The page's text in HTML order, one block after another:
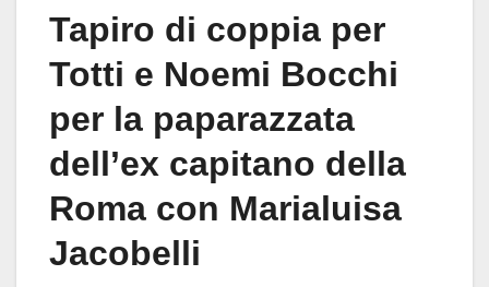
Tapiro di coppia per
Totti e Noemi Bocchi
per la paparazzata
dell’ex capitano della
Roma con Marialuisa
Jacobelli